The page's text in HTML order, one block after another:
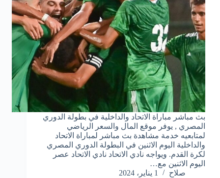
بث مباشر مباراة الاتحاد والداخلية في بطولة الدوري
المصري , يوفر موقع المال والسعر الرياضي
لمتابعيه خدمة مشاهدة بث مباشر لمباراة الاتحاد
والداخلية اليوم الاثنين في البطولة الدوري المصري
لكرة القدم. ويواجه نادي الاتحاد نادي الاتحاد عصر
اليوم الاثنين مع…
صلاح
1 يناير، 2024